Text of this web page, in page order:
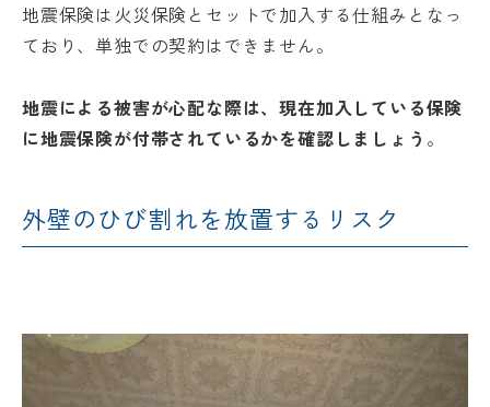
地震保険は火災保険とセットで加入する仕組みとなっ
ており、単独での契約はできません。
地震による被害が心配な際は、現在加入している保険
に地震保険が付帯されているかを確認しましょう 。
外壁のひび割れを放置するリスク